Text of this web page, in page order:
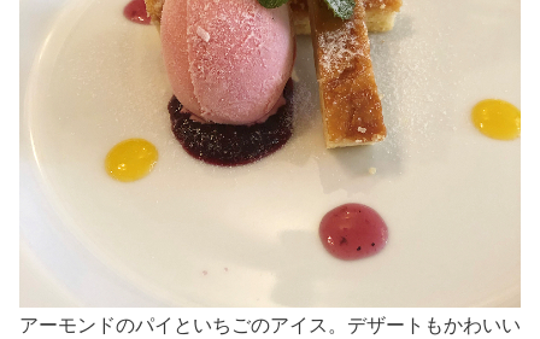
アーモンドのパイといちごのアイス。デザートもかわいい